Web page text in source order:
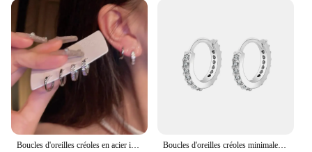
Boucles d'oreilles créoles minimales en acier inoxydable, cristal, petit huggie, boucles d'oreilles en cartilage fin, bijoux piercing Helix Tragus, contre-indiqué, 1 paire